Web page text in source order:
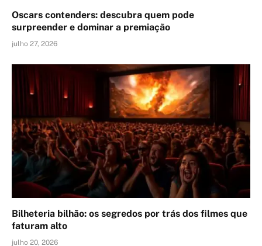
Oscars contenders: descubra quem pode
surpreender e dominar a premiação
julho 27, 2026
Bilheteria bilhão: os segredos por trás dos filmes que
faturam alto
julho 20, 2026